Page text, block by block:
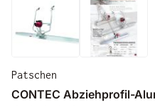
Patschen
CONTEC Abziehprofil-